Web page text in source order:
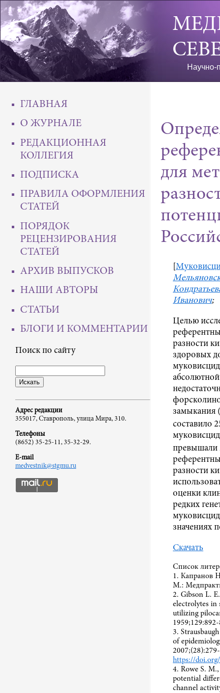
Научно-
ГЛАВНАЯ
О ЖУРНАЛЕ
РЕДАКЦИОННАЯ
КОЛЛЕГИЯ
ПОДПИСКА
ПРАВИЛА ОФОРМЛЕНИЯ
СТАТЕЙ
ПОРЯДОК
РЕЦЕНЗИРОВАНИЯ
СТАТЕЙ
АРХИВ ВЫПУСКОВ
НАШИ АВТОРЫ
СТАТЬИ
БЛОГИ И КОММЕНТАРИИ
Поиск по сайту
Адрес редакции
355017, Ставрополь, улица Мира, 310.
Телефоны
(8652) 35-25-11, 35-32-29.
E-mail
medvestnik@stgmu.ru
для
Иванович;
Целью
разности
здоровых
замыкания
составило
превышали
разности
оценки
редких
значениях
Скачать
Список
1. Капранов
М.:
2. Gibson L.
electrolytes in
utilizing
3.
of
https://
4. Rowe S.
potential
channel